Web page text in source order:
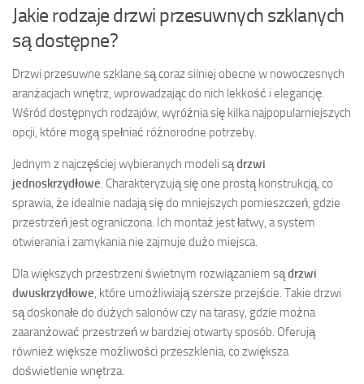
Jakie rodzaje drzwi przesuwnych szklanych
są dostępne?
Drzwi przesuwne szklane są coraz silniej obecne w nowoczesnych
aranżacjach wnętrz, wprowadzając do nich lekkość i elegancję.
Wśród dostępnych rodzajów, wyróżnia się kilka najpopularniejszych
opcji, które mogą spełniać różnorodne potrzeby.
Jednym z najczęściej wybieranych modeli sądrzwi
jednoskrzydłowe. Charakteryzują się one prostą konstrukcją, co
sprawia, że idealnie nadają się do mniejszych pomieszczeń, gdzie
przestrzeń jest ograniczona. Ich montaż jest łatwy, a system
otwierania i zamykania nie zajmuje dużo miejsca.
Dla większych przestrzeni świetnym rozwiązaniem sądrzwi
dwuskrzydłowe, które umożliwiają szersze przejście. Takie drzwi
są doskonałe do dużych salonów czy na tarasy, gdzie można
zaaranżować przestrzeń w bardziej otwarty sposób. Oferują
również większe możliwości przeszklenia, co zwiększa
doświetlenie wnętrza.